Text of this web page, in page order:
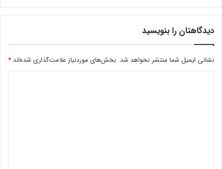
دیدگاهتان را بنویسید
نشانی ایمیل شما منتشر نخواهد شد. بخش‌های موردنیاز علامت‌گذاری شده‌اند *